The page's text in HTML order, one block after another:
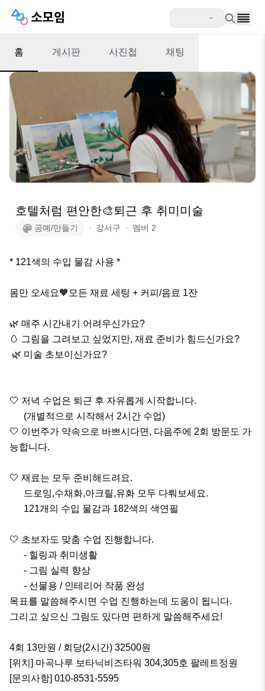
홈 게시판 사진첩 채팅
호텔처럼 편안한🎨퇴근 후 취미미술
공예/만들기 ∙ 강서구 ∙ 멤버 2
* 121색의 수입 물감 사용 *
몸만 오세요🧡모든 재료 세팅 + 커피/음료 1잔
🌿 매주 시간내기 어려우신가요?
🥚 그림을 그려보고 싶었지만, 재료 준비가 힘드신가요?
🤍 저녁 수업은 퇴근 후 자유롭게 시작합니다.
🤍 이번주가 약속으로 바쁘시다면, 다음주에 2회 방문도 가
능합니다.
🤍 재료는 모두 준비해드려요.
🤍 초보자도 맞춤 수업 진행합니다.
목표를 말씀해주시면 수업 진행하는데 도움이 됩니다.
그리고 싶으신 그림도 있다면 편하게 말씀해주세요!
4회 13만원 / 회당(2시간) 32500원
[위치] 마곡나루 보타닉비즈타워 304,305호 팔레트정원
[문의사항] 010-8531-5595